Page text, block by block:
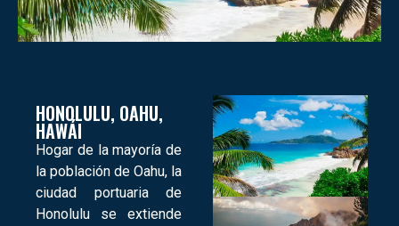
HONOLULU, OAHU,
HAWÁI
Hogar de la mayoría de
la población de Oahu, la
ciudad portuaria de
Honolulu se extiende